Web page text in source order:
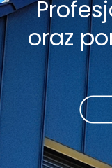
oraz